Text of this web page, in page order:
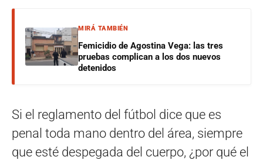
MIRÁ TAMBIÉN
Femicidio de Agostina Vega: las tres
pruebas complican a los dos nuevos
detenidos
Si el reglamento del fútbol dice que es
penal toda mano dentro del área, siempre
que esté despegada del cuerpo, ¿por qué el